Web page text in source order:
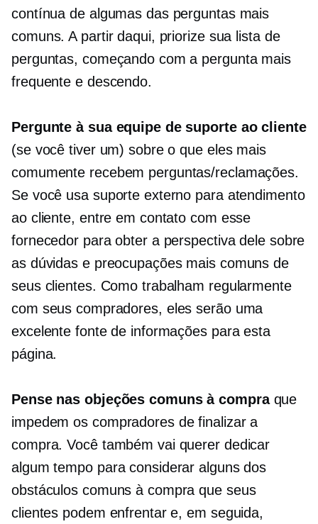
contínua de algumas das perguntas mais
comuns. A partir daqui, priorize sua lista de
perguntas, começando com a pergunta mais
frequente e descendo.
Pergunte à sua equipe de suporte ao cliente
(se você tiver um) sobre o que eles mais
comumente recebem perguntas/reclamações.
Se você usa suporte externo para atendimento
ao cliente, entre em contato com esse
fornecedor para obter a perspectiva dele sobre
as dúvidas e preocupações mais comuns de
seus clientes. Como trabalham regularmente
com seus compradores, eles serão uma
excelente fonte de informações para esta
página.
Pense nas objeções comuns à compraque
impedem os compradores de finalizar a
compra. Você também vai querer dedicar
algum tempo para considerar alguns dos
obstáculos comuns à compra que seus
clientes podem enfrentar e, em seguida,